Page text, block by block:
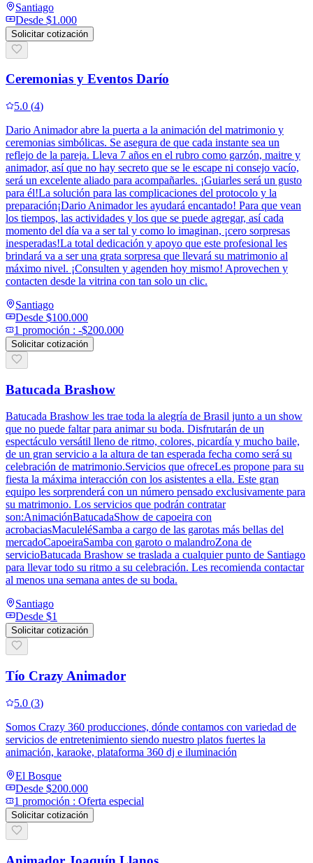
Santiago
Desde $1.000
Solicitar cotización
Ceremonias y Eventos Darío
5.0 (4)
Dario Animador abre la puerta a la animación del matrimonio y
ceremonias simbólicas. Se asegura de que cada instante sea un
reflejo de la pareja. Lleva 7 años en el rubro como garzón, maitre y
animador, así que no hay secreto que se le escape ni consejo vacío,
será un excelente aliado para acompañarles. ¡Guiarles será un gusto
para él!La solución para las complicaciones del protocolo y la
preparación¡Dario Animador les ayudará encantado! Para que vean
los tiempos, las actividades y los que se puede agregar, así cada
momento del día va a ser tal y como lo imaginan, ¡cero sorpresas
inesperadas!La total dedicación y apoyo que este profesional les
brindará va a ser una grata sorpresa que llevará su matrimonio al
máximo nivel. ¡Consulten y agenden hoy mismo! Aprovechen y
contacten desde la vitrina con tan solo un clic.
Santiago
Desde $100.000
1 promoción : -$200.000
Solicitar cotización
Batucada Brashow
Batucada Brashow les trae toda la alegría de Brasil junto a un show
que no puede faltar para animar su boda. Disfrutarán de un
espectáculo versátil lleno de ritmo, colores, picardía y mucho baile,
de un gran servicio a la altura de tan esperada fecha como será su
celebración de matrimonio.Servicios que ofreceLes propone para su
fiesta la máxima interacción con los asistentes a ella. Este gran
equipo les sorprenderá con un número pensado exclusivamente para
su matrimonio. Los servicios que podrán contratar
son:AnimaciónBatucadaShow de capoeira con
acrobaciasMaculeléSamba a cargo de las garotas más bellas del
mercadoCapoeiraSamba con garoto o malandroZona de
servicioBatucada Brashow se traslada a cualquier punto de Santiago
para llevar todo su ritmo a su celebración. Les recomienda contactar
al menos una semana antes de su boda.
Santiago
Desde $1
Solicitar cotización
Tío Crazy Animador
5.0 (3)
Somos Crazy 360 producciones, dónde contamos con variedad de
servicios de entretenimiento siendo nuestro platos fuertes la
animación, karaoke, plataforma 360 dj e iluminación
El Bosque
Desde $200.000
1 promoción : Oferta especial
Solicitar cotización